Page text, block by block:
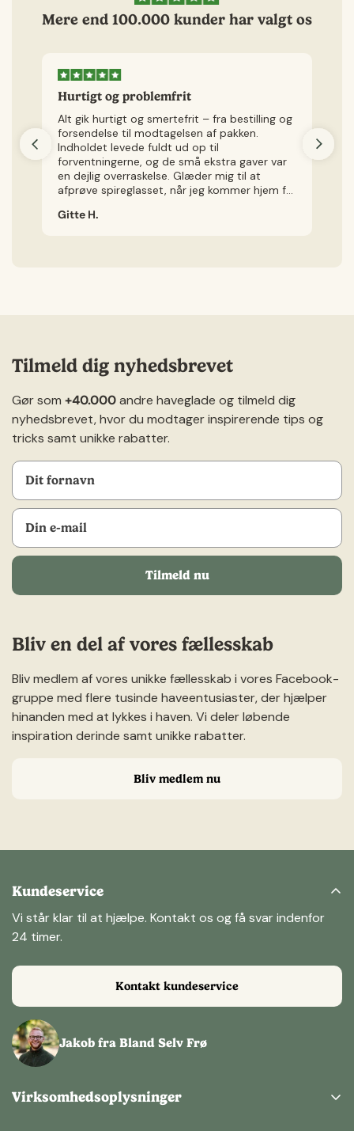
Mere end 100.000 kunder har valgt os
Hurtigt og problemfrit
Alt gik hurtigt og smertefrit – fra bestilling og
forsendelse til modtagelsen af pakken.
Indholdet levede fuldt ud op til
forventningerne, og de små ekstra gaver var
en dejlig overraskelse. Glæder mig til at
afprøve spireglasset, når jeg kommer hjem fra
Gitte H.
Tilmeld dig nyhedsbrevet
Gør som +40.000andre haveglade og tilmeld dig
nyhedsbrevet, hvor du modtager inspirerende tips og
tricks samt unikke rabatter.
Tilmeld nu
Bliv en del af vores fællesskab
Bliv medlem af vores unikke fællesskab i vores Facebook-
gruppe med flere tusinde haveentusiaster, der hjælper
hinanden med at lykkes i haven. Vi deler løbende
inspiration derinde samt unikke rabatter.
Bliv medlem nu
Virksomhedsoplysninger
Kundeservice
Vi står klar til at hjælpe. Kontakt os og få svar indenfor
24 timer.
Kontakt kundeservice
Jakob fra Bland Selv Frø